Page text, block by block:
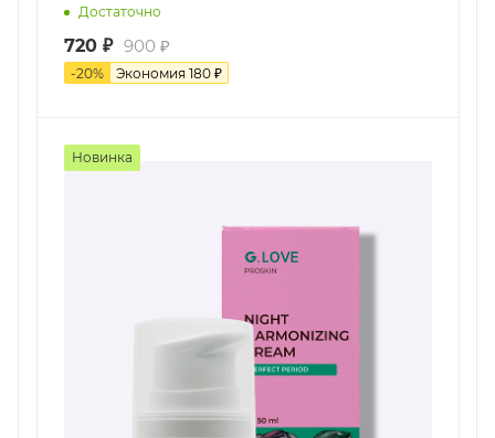
Достаточно
720 ₽ 900 ₽
-20% Экономия 180 ₽
Новинка